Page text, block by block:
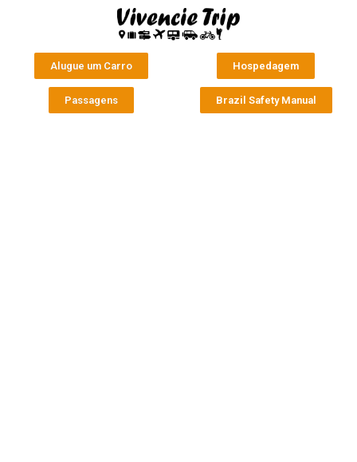
Alugue um Carro Hospedagem
Passagens Brazil Safety Manual